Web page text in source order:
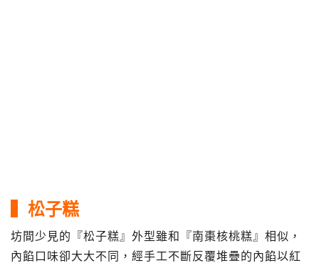
▍松子糕
坊間少見的『松子糕』外型雖和『南棗核桃糕』相似，
內餡口味卻大大不同，經手工不斷反覆堆疊的內餡以紅